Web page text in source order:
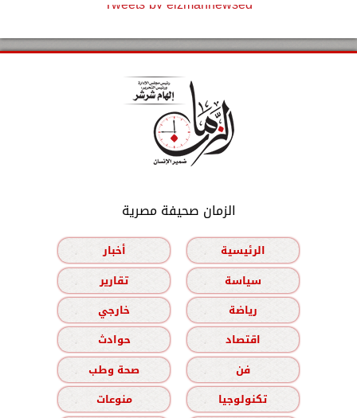
الزمان صحيفة مصرية
الرئيسية
أخبار
سياسة
تقارير
رياضة
خارجي
اقتصاد
حوادث
فن
صحة وطب
تكنولوجيا
منوعات